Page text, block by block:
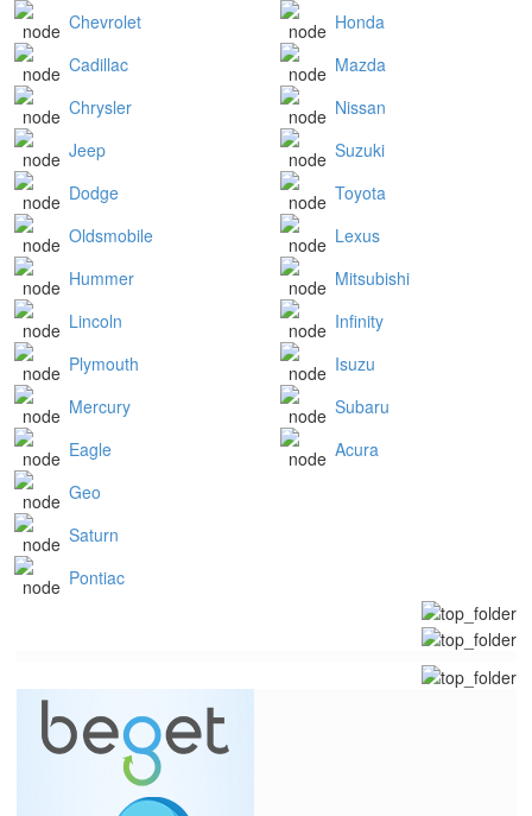
Chevrolet
Cadillac
Chrysler
Jeep
Dodge
Oldsmobile
Hummer
Lincoln
Plymouth
Mercury
Eagle
Geo
Saturn
Pontiac
Honda
Mazda
Nissan
Suzuki
Toyota
Lexus
Mitsubishi
Infinity
Isuzu
Subaru
Acura